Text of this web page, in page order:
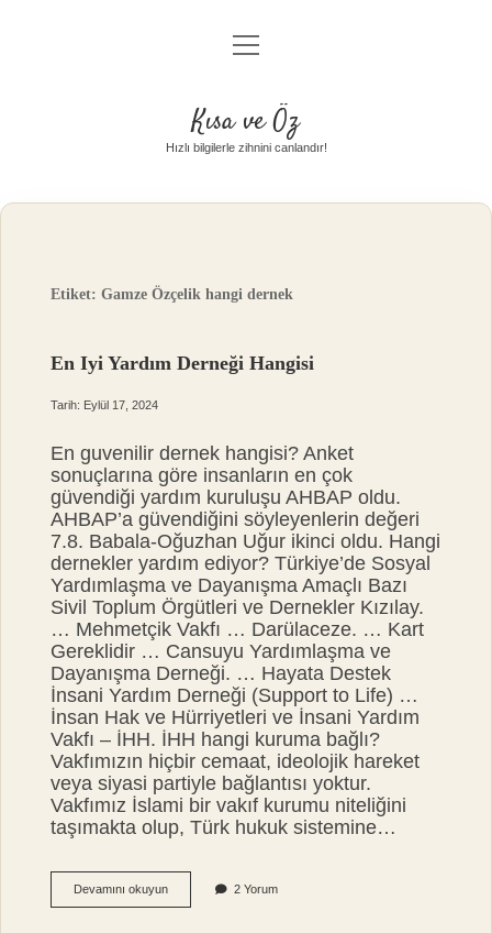
Anasayfa
Yasal Uyarı
menüyü
aç
Kısa ve Öz
Hızlı bilgilerle zihnini canlandır!
Etiket:Gamze Özçelik hangi dernek
En Iyi Yardım Derneği Hangisi
Tarih: Eylül 17, 2024
En guvenilir dernek hangisi? Anket
sonuçlarına göre insanların en çok
güvendiği yardım kuruluşu AHBAP oldu.
AHBAP’a güvendiğini söyleyenlerin değeri
7.8. Babala-Oğuzhan Uğur ikinci oldu. Hangi
dernekler yardım ediyor? Türkiye’de Sosyal
Yardımlaşma ve Dayanışma Amaçlı Bazı
Sivil Toplum Örgütleri ve Dernekler Kızılay.
… Mehmetçik Vakfı … Darülaceze. … Kart
Gereklidir … Cansuyu Yardımlaşma ve
Dayanışma Derneği. … Hayata Destek
İnsani Yardım Derneği (Support to Life) …
İnsan Hak ve Hürriyetleri ve İnsani Yardım
Vakfı – İHH. İHH hangi kuruma bağlı?
Vakfımızın hiçbir cemaat, ideolojik hareket
veya siyasi partiyle bağlantısı yoktur.
Vakfımız İslami bir vakıf kurumu niteliğini
taşımakta olup, Türk hukuk sistemine…
Devamını okuyunEn
Iyi
2 Yorum